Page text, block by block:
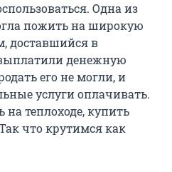
Одна из
пожить на широкую
доставшийся в
денежную
его не могли, и
услуги оплачивать.
на теплоходе, купить
что крутимся как